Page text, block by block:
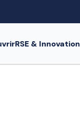
RSE & Innovation